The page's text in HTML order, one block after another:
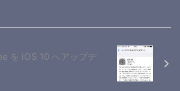
を iOS 10 へアップデ